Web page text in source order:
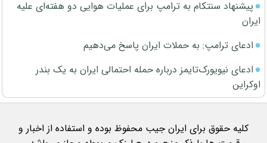
پیشنهاد سنتکام به ترامپ برای عملیات هوایی دو هفته‌ای علیه
ایران
ادعای ترامپ: به حملات ایران پاسخ می‌دهیم
ادعای نیویورک‌تایمز درباره حمله احتمالی ایران به یک بندر
اوکراین
کلیه حقوق برای ایران جیب محفوظ بوده و استفاده از اخبار و